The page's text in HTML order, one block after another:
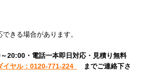
きる場合があります。
20:00・電話一本即日対応・見積り無料
イヤル：0120-771-224 までご連絡下さ